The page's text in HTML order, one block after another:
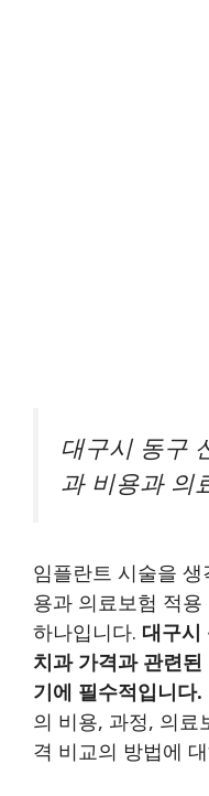
대구시 동구
과 비용과 의
임플란트 시술을
용과 의료보험 적
하나입니다. 대구시
치과 가격과 관련
기에 필수적입니다.
의 비용, 과정, 의료
격 비교의 방법에